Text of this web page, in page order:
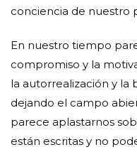
conciencia de nuestro
En nuestro tiempo
compromiso y la
la autorrealización y la
dejando el campo
parece aplastarnos
están escritas y no